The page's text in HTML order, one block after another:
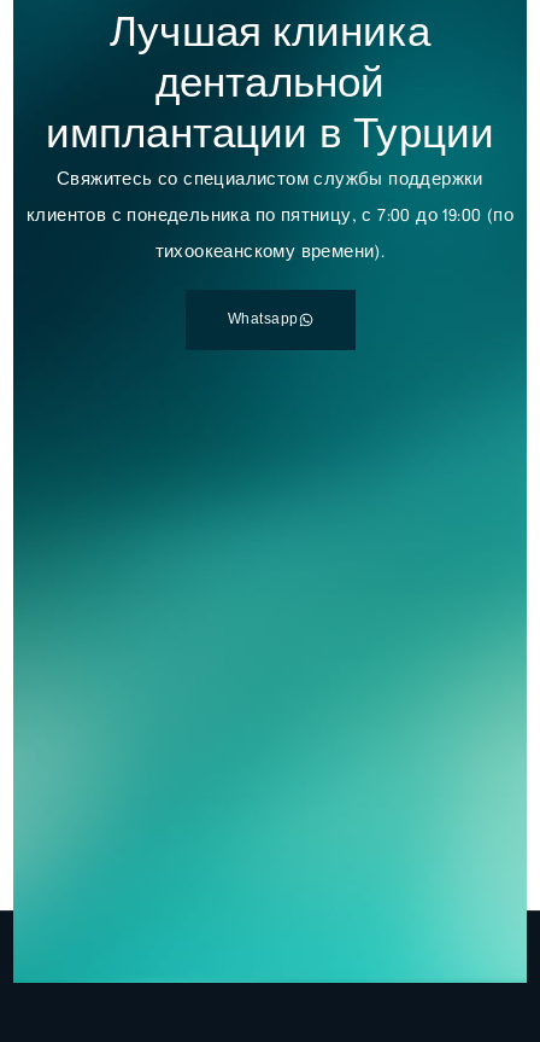
Лучшая клиника
дентальной
имплантации в Турции
Свяжитесь со специалистом службы поддержки
клиентов с понедельника по пятницу, с 7:00 до 19:00 (по
тихоокеанскому времени).
Whatsapp